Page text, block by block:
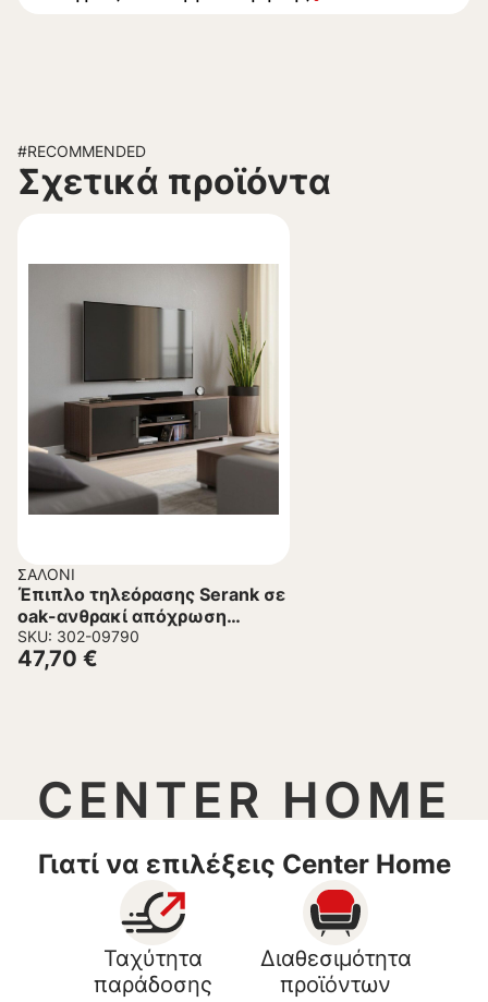
#RECOMMENDED
Σχετικά προϊόντα
ΣΑΛΌΝΙ
Έπιπλο τηλεόρασης Serank σε
oak-ανθρακί απόχρωση
120x40x40εκ
SKU: 302-09790
47,70 €
CENTER HOME
Γιατί να επιλέξεις Center Home
Ταχύτητα
παράδοσης
Διαθεσιμότητα
προϊόντων